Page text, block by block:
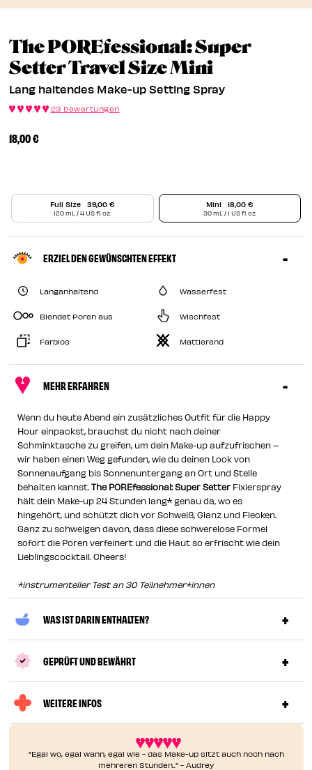
The POREfessional: Super
Setter Travel Size MiniLang
Lang haltendes Make-up Setting Spray
23 bewertungen
18,00 €
Full Size 39,00 €
120 mL / 4 US fl. oz.
Mini 18,00 €
30 mL / 1 US fl. oz.
ERZIEL DEN GEWÜNSCHTEN EFFEKT
Langanhaltend Wasserfest
Blendet Poren aus Wischfest
Farblos Mattierend
MEHR ERFAHREN
Wenn du heute Abend ein zusätzliches Outfit für die Happy
Hour einpackst, brauchst du nicht nach deiner
Schminktasche zu greifen, um dein Make-up aufzufrischen –
wir haben einen Weg gefunden, wie du deinen Look von
Sonnenaufgang bis Sonnenuntergang an Ort und Stelle
behalten kannst.The POREfessional: Super Setter Fixierspray
hält dein Make-up 24 Stunden lang* genau da, wo es
hingehört, und schützt dich vor Schweiß, Glanz und Flecken.
Ganz zu schweigen davon, dass diese schwerelose Formel
sofort die Poren verfeinert und die Haut so erfrischt wie dein
Lieblingscocktail. Cheers!
*instrumenteller Test an 30 Teilnehmer*innen
WAS IST DARIN ENTHALTEN?
GEPRÜFT UND BEWÄHRT
WEITERE INFOS
"Egal wo, egal wann, egal wie - das Make-up sitzt auch noch nach
mehreren Stunden.." - Audrey